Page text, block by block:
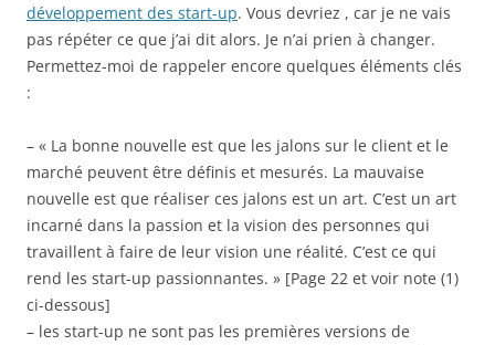
développement des start-up. Vous devriez , car je ne vais
pas répéter ce que j’ai dit alors. Je n’ai prien à changer.
Permettez-moi de rappeler encore quelques éléments clés
:
– « La bonne nouvelle est que les jalons sur le client et le
marché peuvent être définis et mesurés. La mauvaise
nouvelle est que réaliser ces jalons est un art. C’est un art
incarné dans la passion et la vision des personnes qui
travaillent à faire de leur vision une réalité. C’est ce qui
rend les start-up passionnantes. » [Page 22 et voir note (1)
ci-dessous]
– les start-up ne sont pas les premières versions de